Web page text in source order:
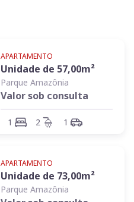
APARTAMENTO
Unidade de 57,00m²
Parque Amazônia
Valor sob consulta
1 2 1
APARTAMENTO
Unidade de 73,00m²
Parque Amazônia